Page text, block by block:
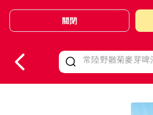
Valid Until 30 June 2026
關閉